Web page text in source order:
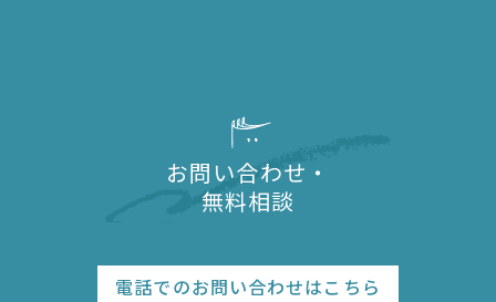
お問い合わせ・
無料相談
電話でのお問い合わせはこちら